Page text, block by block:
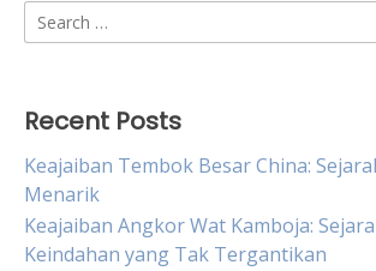
Search
for:
Recent Posts
Keajaiban Tembok Besar China:
Menarik
Keajaiban Angkor Wat Kamboja:
Keindahan yang Tak Tergantikan